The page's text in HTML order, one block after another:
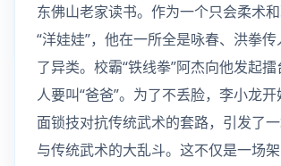
东佛山老家读书。作为一个只会柔术
“洋娃娃”，他在一所全是咏春、洪拳
了异类。校霸“铁线拳”阿杰向他发起
人要叫“爸爸”。为了不丢脸，李小龙
面锁技对抗传统武术的套路，引发了
与传统武术的大乱斗。这不仅是一场